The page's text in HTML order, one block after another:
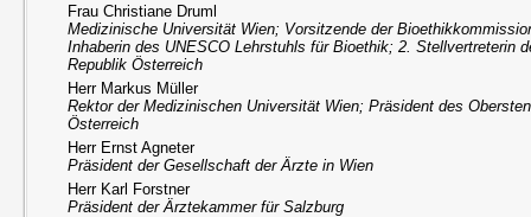
Frau Christiane Druml
Medizinische Universität Wien; Vorsitzende der
Inhaberin des UNESCO Lehrstuhls für Bioethik; 2. Stellvertreterin
Republik Österreich
Herr Markus Müller
Rektor der Medizinischen Universität Wien; Präsident des
Österreich
Herr Ernst Agneter
Präsident der Gesellschaft der Ärzte in Wien
Herr Karl Forstner
Präsident der Ärztekammer für Salzburg